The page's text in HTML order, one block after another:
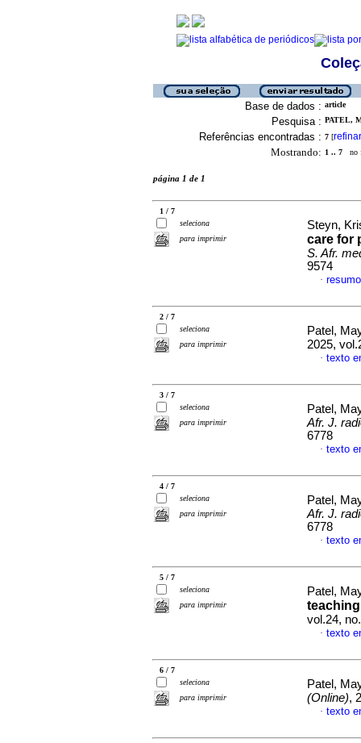
Base de dados : article
Pesquisa : PATEL,
Referências encontradas : 7 [refinar
Mostrando: 1 .. 7 no
página 1 de 1
1 / 7
seleciona
para imprimir
Steyn,
care for
S. Afr.
9574
·
2 / 7
seleciona
para imprimir
Patel,
2025,
· texto
3 / 7
seleciona
para imprimir
Patel,
Afr. J.
6778
· texto
4 / 7
seleciona
para imprimir
Patel,
Afr. J.
6778
· texto
5 / 7
seleciona
para imprimir
Patel,
vol.24,
· texto
6 / 7
seleciona
para imprimir
Patel,
(Online),
· texto